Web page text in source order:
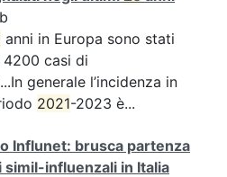
anni in Europa sono stati
casi di
generale l’incidenza in
2021-2023 è...
Influnet: brusca partenza
influenzali in Italia